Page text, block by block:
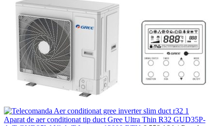
Aparat de aer conditionat tip duct Gree Ultra Thin R32 GUD35P-